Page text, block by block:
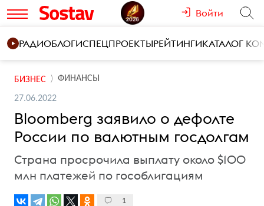
Войти
РАДИОБЛОГИСПЕЦПРОЕКТЫРЕЙТИНГИКАТАЛОГ
БИЗНЕС ФИНАНСЫ
27.06.2022
Bloomberg заявило о дефолте
России по валютным госдолгам
Страна просрочила выплату около $100
млн платежей по гособлигациям
1